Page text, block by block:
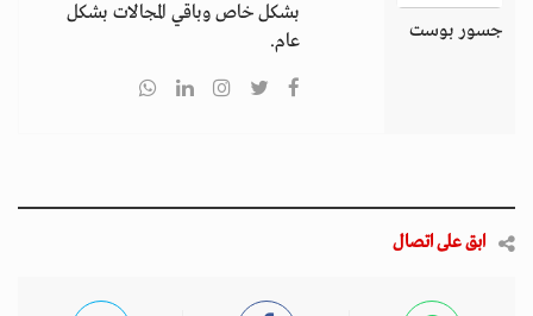
جسور بوست
بشكل خاص وباقي المجالات بشكل
عام.
ابق على اتصال